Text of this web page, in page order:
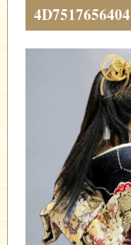
4D7517656404